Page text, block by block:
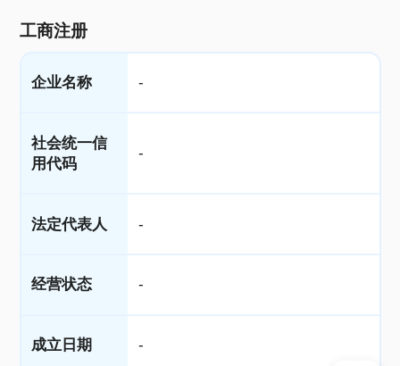
工商注册
企业名称 -
社会统一信
用代码
-
法定代表人 -
经营状态 -
成立日期 -